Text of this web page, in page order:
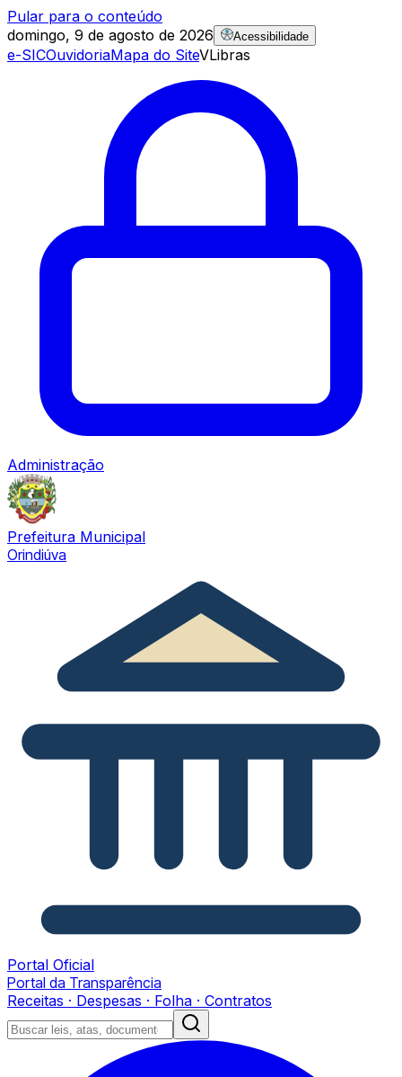
Pular para o conteúdo
domingo, 9 de agosto de 2026
Acessibilidade
e-SICOuvidoriaMapa do SiteVLibras
Administração
Prefeitura Municipal
Orindiúva
Portal Oficial
Portal da Transparência
Receitas · Despesas · Folha · Contratos